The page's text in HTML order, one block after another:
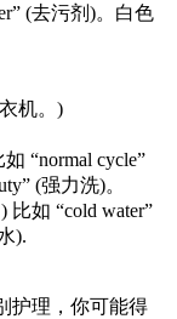
(去污剂)。白色
机。)
“normal cycle”
(强力洗)。
比如 “cold water”
).
护理，你可能得